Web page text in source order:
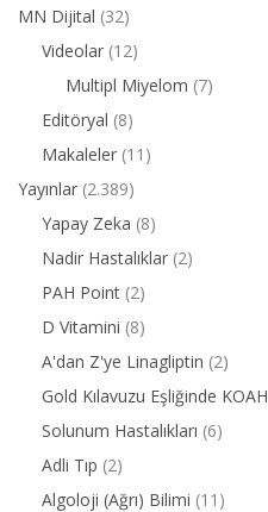
MN Dijital (32)
Videolar (12)
Multipl Miyelom (7)
Editöryal (8)
Makaleler (11)
Yayınlar (2.389)
Yapay Zeka (8)
Nadir Hastalıklar (2)
PAH Point (2)
D Vitamini (8)
A'dan Z'ye Linagliptin (2)
Gold Kılavuzu Eşliğinde KOAH
Solunum Hastalıkları (6)
Adli Tıp (2)
Algoloji (Ağrı) Bilimi (11)